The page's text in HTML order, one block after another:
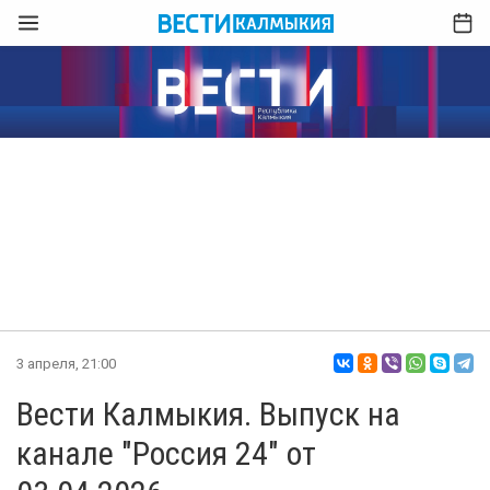
3 апреля, 21:00
Вести Калмыкия. Выпуск на
канале "Россия 24" от